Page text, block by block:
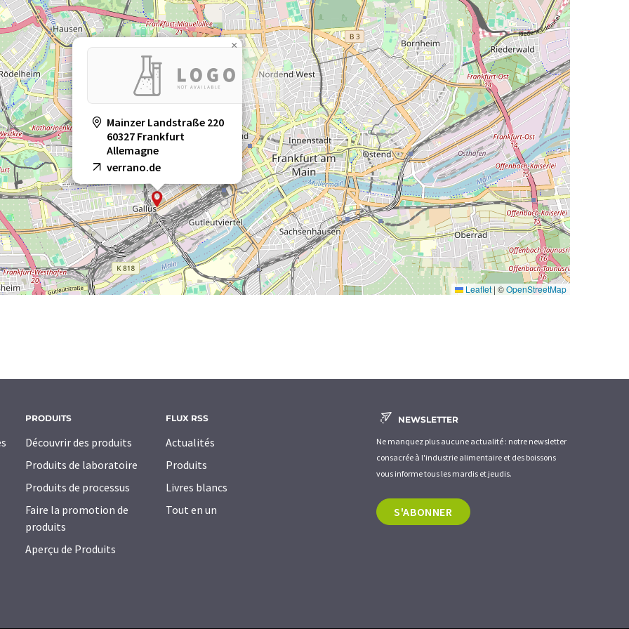
Mainzer Landstraße 220
60327 Frankfurt
Allemagne
verrano.de
×
Leaflet | ©OpenStreetMap
PRODUITS
Découvrir des produits
Produits de laboratoire
Produits de processus
Faire la promotion de
produits
Aperçu de Produits
FLUX RSS
Actualités
Produits
Livres blancs
Tout en un
NEWSLETTER
Ne manquez plus aucune actualité : notre newsletter
consacrée à l'industrie alimentaire et des boissons
vous informe tous les mardis et jeudis.
S'ABONNER